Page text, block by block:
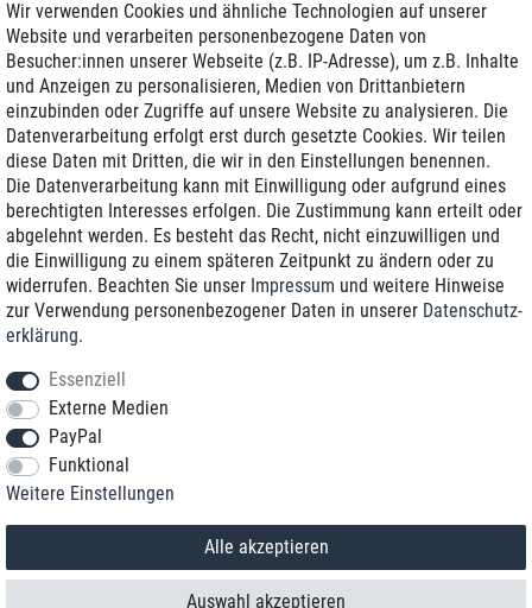
Zustellung am nächsten Werktag
Günstiger Versand
Generalüberholt mit Garantie
+49 8989 96160*
*Sie erreichen uns zum Ortstarif von Montag bis Freitag von 9 Uhr - 18 Uhr.
© 2018 TOP TEN Computervertrieb GmbH
Wir verwenden Cookies und ähnliche Technologien auf unserer
Website und verarbeiten personenbezogene Daten von
Besucher:innen unserer Webseite (z.B. IP-Adresse), um z.B. Inhalte
und Anzeigen zu personalisieren, Medien von Drittanbietern
einzubinden oder Zugriffe auf unsere Website zu analysieren. Die
Datenverarbeitung erfolgt erst durch gesetzte Cookies. Wir teilen
diese Daten mit Dritten, die wir in den Einstellungen benennen.
Die Datenverarbeitung kann mit Einwilligung oder aufgrund eines
berechtigten Interesses erfolgen. Die Zustimmung kann erteilt oder
abgelehnt werden. Es besteht das Recht, nicht einzuwilligen und
die Einwilligung zu einem späteren Zeitpunkt zu ändern oder zu
widerrufen. Beachten Sie unser Impressum und weitere Hinweise
zur Verwendung personenbezogener Daten in unserer Daten­schutz­
erklärung.
Essenziell
Externe Medien
PayPal
Funktional
Weitere Einstellungen
Alle akzeptieren
Auswahl akzeptieren